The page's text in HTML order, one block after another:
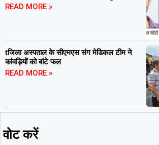
READ MORE »
tजिला अस्पताल के सीएमएस संग मेडिकल टीम ने
कांवड़ियों को बांटे फल
READ MORE »
वोट करें